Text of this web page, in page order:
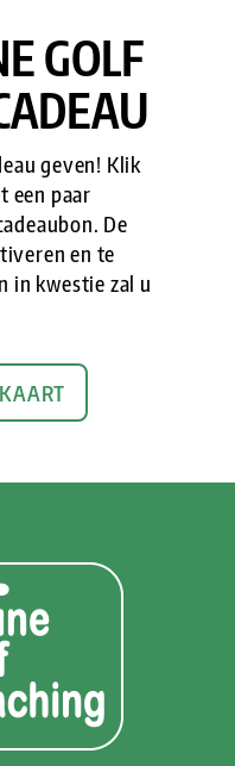
GOLF
geven! Klik
een paar
De
en te
in kwestie zal u